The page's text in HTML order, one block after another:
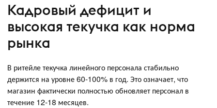
Кадровый дефицит и
высокая текучка как норма
рынка
В ритейле текучка линейного персонала стабильно
держится на уровне 60-100% в год. Это означает, что
магазин фактически полностью обновляет персонал в
течение 12-18 месяцев.